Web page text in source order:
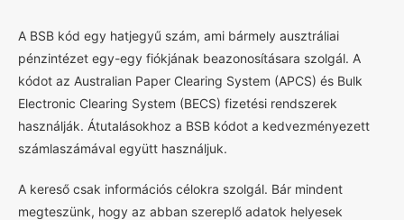
A BSB kód egy hatjegyű szám, ami bármely ausztráliai
pénzintézet egy-egy fiókjának beazonosításara szolgál. A
kódot az Australian Paper Clearing System (APCS) és Bulk
Electronic Clearing System (BECS) fizetési rendszerek
használják. Átutalásokhoz a BSB kódot a kedvezményezett
számlaszámával együtt használjuk.
A kereső csak információs célokra szolgál. Bár mindent
megteszünk, hogy az abban szereplő adatok helyesek